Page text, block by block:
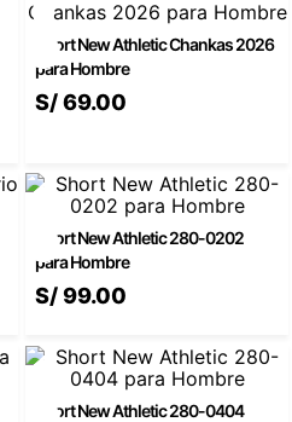
Short New Athletic Chankas 2026
para Hombre
S/69.00
Short New Athletic 280-0202
para Hombre
S/99.00
Short New Athletic 280-0404